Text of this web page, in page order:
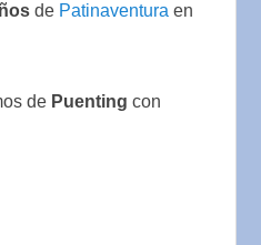
de Patinaventuraen
de Puenting con